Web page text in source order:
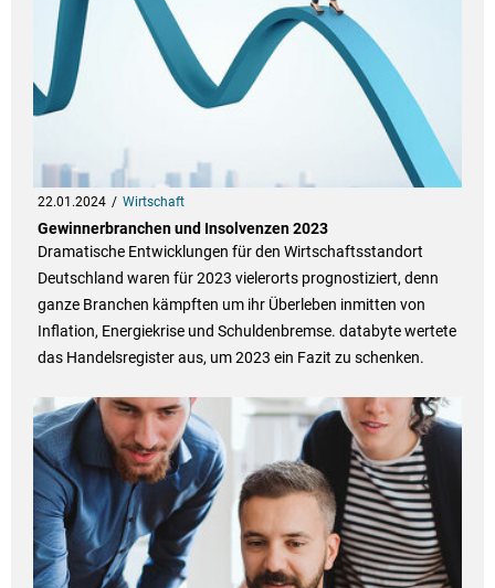
22.01.2024 Wirtschaft
Gewinnerbranchen und Insolvenzen 2023
Dramatische Entwicklungen für den Wirtschaftsstandort
Deutschland waren für 2023 vielerorts prognostiziert, denn
ganze Branchen kämpften um ihr Überleben inmitten von
Inflation, Energiekrise und Schuldenbremse. databyte wertete
das Handelsregister aus, um 2023 ein Fazit zu schenken.